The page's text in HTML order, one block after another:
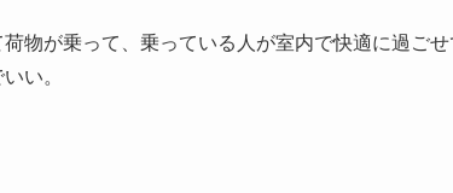
物が乗って、乗っている人が室内で快適に過ご
い。